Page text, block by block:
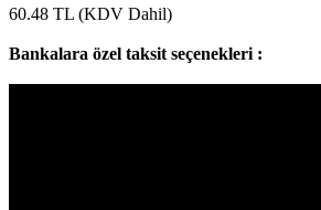
60.48 TL (KDV Dahil)
Bankalara özel taksit seçenekleri :